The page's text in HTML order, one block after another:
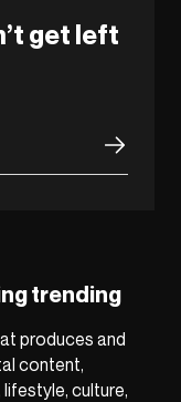
get left
trending
produces and
content,
culture,